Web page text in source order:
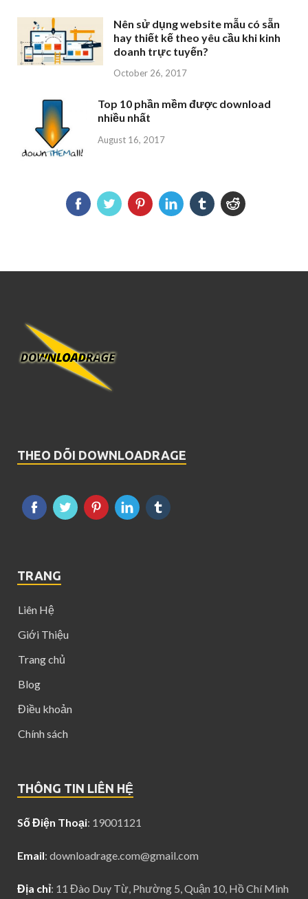
Nên sử dụng website mẫu có sẵn
hay thiết kế theo yêu cầu khi kinh
doanh trực tuyến?
October 26, 2017
Top 10 phần mềm được download
nhiều nhất
August 16, 2017
THEO DÕI DOWNLOADRAGE
TRANG
Liên Hệ
Giới Thiệu
Trang chủ
Blog
Điều khoản
Chính sách
THÔNG TIN LIÊN HỆ
Số Điện Thoại: 19001121
Email: downloadrage.com@gmail.com
Địa chỉ: 11 Đào Duy Từ, Phường 5, Quận 10, Hồ Chí Minh